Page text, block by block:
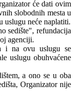
će dati ovim
slobodnih mesta u
uslugu neće naplatiti.
sedište", refundacija
agenciji.
i na ovu uslugu se
uslugu obuhvaćene
a ono se u oba
Organizator nije